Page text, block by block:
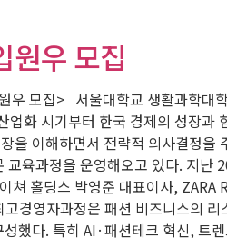
우 모집
모집> 서울대학교 생활과학대
화 시기부터 한국 경제의 성장
이해하면서 전략적 의사결정을
육과정을 운영해오고 있다. 지난
홀딩스 박영준 대표이사, ZARA
영자과정은 패션 비즈니스의
다. 특히 AI·패션테크 혁신, 트